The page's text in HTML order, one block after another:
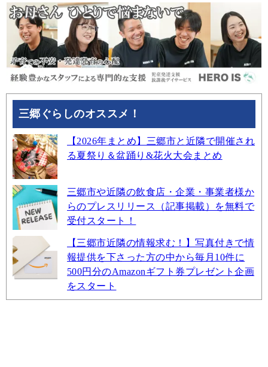
三郷ぐらしのオススメ！
【2026年まとめ】三郷市と近隣で開催され
る夏祭り＆盆踊り&花火大会まとめ
三郷市や近隣の飲食店・企業・事業者様か
らのプレスリリース（記事掲載）を無料で
受付スタート！
【三郷市近隣の情報求む！】写真付きで情
報提供を下さった方の中から毎月10件に
500円分のAmazonギフト券プレゼント企画
をスタート